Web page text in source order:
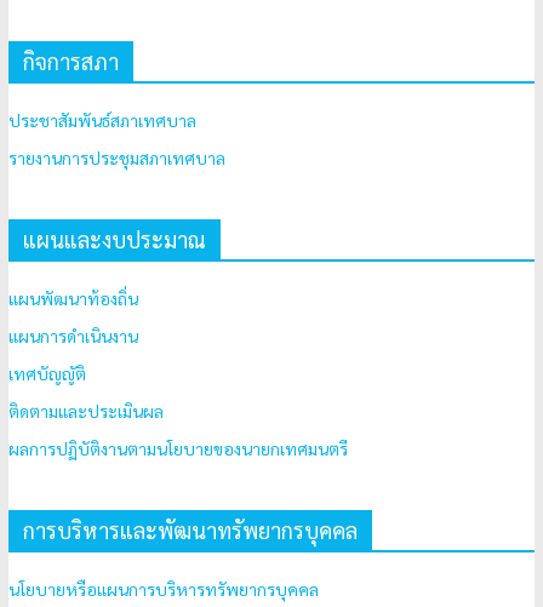
กิจการสภา
ประชาสัมพันธ์สภาเทศบาล
รายงานการประชุมสภาเทศบาล
แผนและงบประมาณ
แผนพัฒนาท้องถิ่น
แผนการดำเนินงาน
เทศบัญญัติ
ติดตามและประเมินผล
ผลการปฏิบัติงานตามนโยบายของนายกเทศมนตรี
การบริหารและพัฒนาทรัพยากรบุคคล
นโยบายหรือแผนการบริหารทรัพยากรบุคคล